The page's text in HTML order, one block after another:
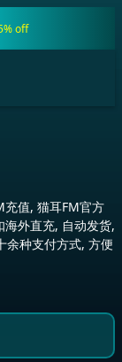
off
充值, 猫耳FM官方
外直充, 自动发货,
余种支付方式, 方便